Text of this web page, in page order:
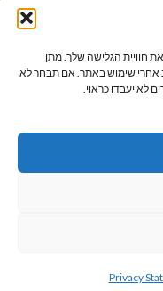
חוויית הגלישה שלך. מתן
אחרי שימוש באתר. אם תבחר לא
לא יעבדו כראוי.
Privacy
אתרים